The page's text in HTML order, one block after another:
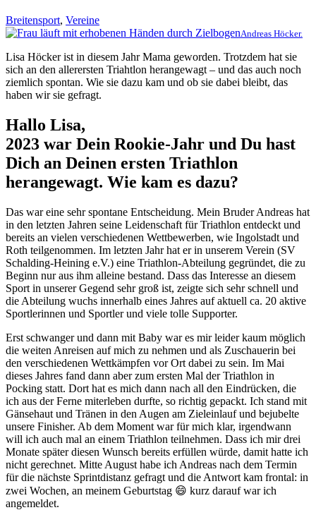
Breitensport, Vereine
Andreas Höcker.
Lisa Höcker ist in diesem Jahr Mama geworden. Trotzdem hat sie
sich an den allerersten Triahtlon herangewagt – und das auch noch
ziemlich spontan. Wie sie dazu kam und ob sie dabei bleibt, das
haben wir sie gefragt.
Hallo Lisa,
2023 war Dein Rookie-Jahr und Du hast
Dich an Deinen ersten Triathlon
herangewagt. Wie kam es dazu?
Das war eine sehr spontane Entscheidung. Mein Bruder Andreas hat
in den letzten Jahren seine Leidenschaft für Triathlon entdeckt und
bereits an vielen verschiedenen Wettbewerben, wie Ingolstadt und
Roth teilgenommen. Im letzten Jahr hat er in unserem Verein (SV
Schalding-Heining e.V.) eine Triathlon-Abteilung gegründet, die zu
Beginn nur aus ihm alleine bestand. Dass das Interesse an diesem
Sport in unserer Gegend sehr groß ist, zeigte sich sehr schnell und
die Abteilung wuchs innerhalb eines Jahres auf aktuell ca. 20 aktive
Sportlerinnen und Sportler und viele tolle Supporter.
Erst schwanger und dann mit Baby war es mir leider kaum möglich
die weiten Anreisen auf mich zu nehmen und als Zuschauerin bei
den verschiedenen Wettkämpfen vor Ort dabei zu sein. Im Mai
dieses Jahres fand dann aber zum ersten Mal der Triathlon in
Pocking statt. Dort hat es mich dann nach all den Eindrücken, die
ich aus der Ferne miterleben durfte, so richtig gepackt. Ich stand mit
Gänsehaut und Tränen in den Augen am Zieleinlauf und bejubelte
unsere Finisher. Ab dem Moment war für mich klar, irgendwann
will ich auch mal an einem Triathlon teilnehmen. Dass ich mir drei
Monate später diesen Wunsch bereits erfüllen würde, damit hatte ich
nicht gerechnet. Mitte August habe ich Andreas nach dem Termin
für die nächste Sprintdistanz gefragt und die Antwort kam frontal: in
zwei Wochen, an meinem Geburtstag 😄 kurz darauf war ich
angemeldet.